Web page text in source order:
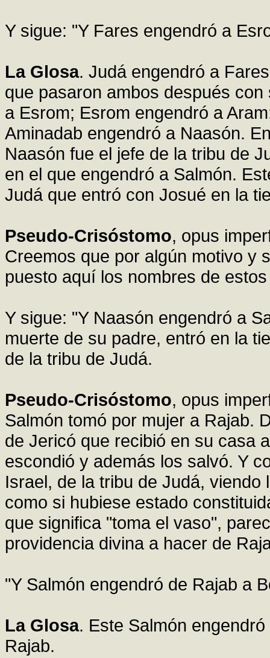
Y sigue: "Y Fares engendró a
La Glosa. Judá engendró a
que pasaron ambos después
a Esrom; Esrom engendró a
Aminadab engendró a Naasón.
Naasón fue el jefe de la tribu de
en el que engendró a Salmón.
Judá que entró con Josué en la
Pseudo-Crisóstomo, opus
Creemos que por algún motivo y
puesto aquí los nombres de
Y sigue: "Y Naasón engendró a
muerte de su padre, entró en la
de la tribu de Judá.
Pseudo-Crisóstomo, opus
Salmón tomó por mujer a Rajab.
de Jericó que recibió en su casa
escondió y además los salvó. Y
Israel, de la tribu de Judá,
como si hubiese estado
que significa "toma el vaso",
providencia divina a hacer de
"Y Salmón engendró de Rajab a
La Glosa. Este Salmón
Rajab.